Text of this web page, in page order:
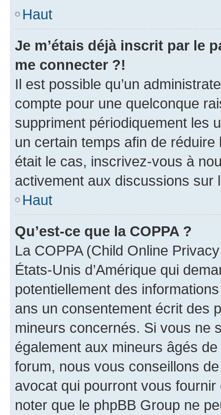
Haut
Je m’étais déjà inscrit par le
me connecter ?!
Il est possible qu’un
compte pour une quelconque
suppriment périodiquement les
un certain temps afin de
était le cas, inscrivez-vous à
activement aux discussions sur
Haut
Qu’est-ce que la COPPA ?
La COPPA (Child Online
États-Unis d’Amérique qui
potentiellement des
ans un consentement écrit des
mineurs concernés. Si vous ne
également aux mineurs âgés
forum, nous vous conseillons
avocat qui pourront vous
noter que le phpBB Group ne